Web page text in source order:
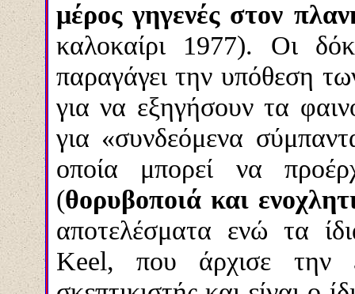
μέρος γηγενές στον
καλοκαίρι 1977). Οι
παραγάγει την υπόθεση
για να εξηγήσουν τα
για «συνδεόμενα
οποία μπορεί να
(θορυβοποιά και
αποτελέσματα ενώ τα
Keel, που άρχισε